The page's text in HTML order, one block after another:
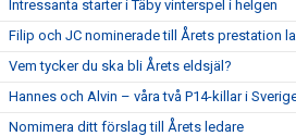
Intressanta starter i Täby vinterspel i helgen
Filip och JC nominerade till Årets prestation
Vem tycker du ska bli Årets eldsjäl?
Hannes och Alvin – våra två P14-killar i
Nomimera ditt förslag till Årets ledare